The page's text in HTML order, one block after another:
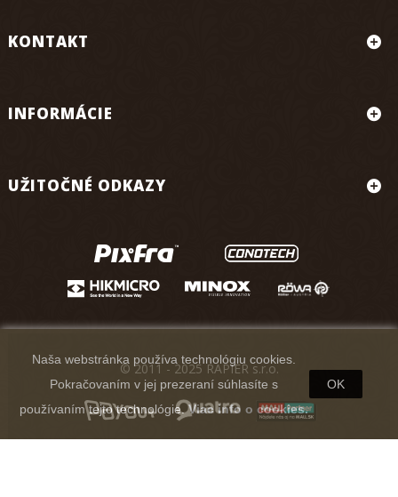
KONTAKT
INFORMÁCIE
UŽITOČNÉ ODKAZY
Naša webstránka používa technológiu cookies.
Pokračovaním v jej prezeraní súhlasíte s
používaním tejto technológie.Viac info o cookies.
OK
© 2011 - 2025 RAPIER s.r.o.